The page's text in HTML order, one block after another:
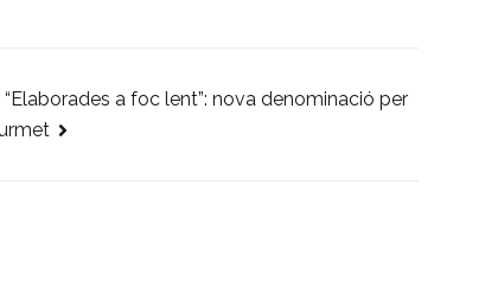
a foc lent”: nova denominació per